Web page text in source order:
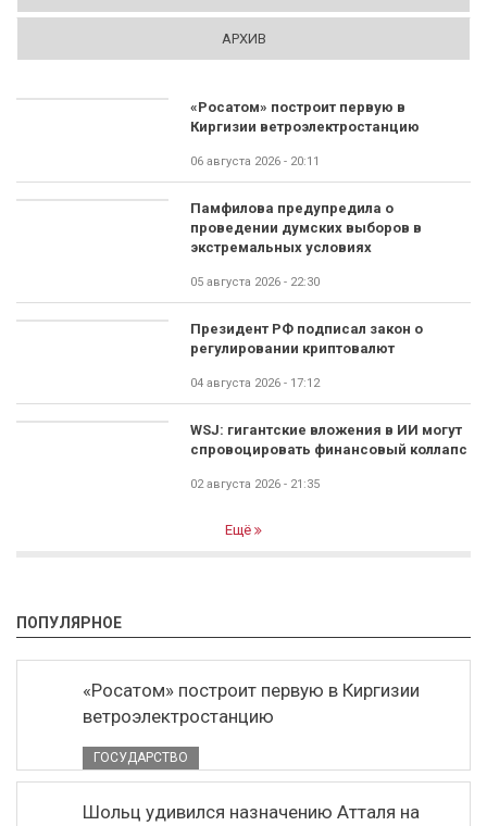
АРХИВ
«Росатом» построит первую в
Киргизии ветроэлектростанцию
06 августа 2026 - 20:11
Памфилова предупредила о
проведении думских выборов в
экстремальных условиях
05 августа 2026 - 22:30
Президент РФ подписал закон о
регулировании криптовалют
04 августа 2026 - 17:12
WSJ: гигантские вложения в ИИ могут
спровоцировать финансовый коллапс
02 августа 2026 - 21:35
Ещё
ПОПУЛЯРНОЕ
«Росатом» построит первую в Киргизии
ветроэлектростанцию
ГОСУДАРСТВО
Шольц удивился назначению Атталя на